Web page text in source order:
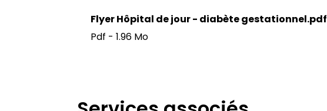
Flyer Hôpital de jour - diabète gestationnel.pdf
Pdf - 1.96 Mo